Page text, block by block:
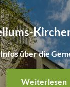
Infos über die
Weiterlesen